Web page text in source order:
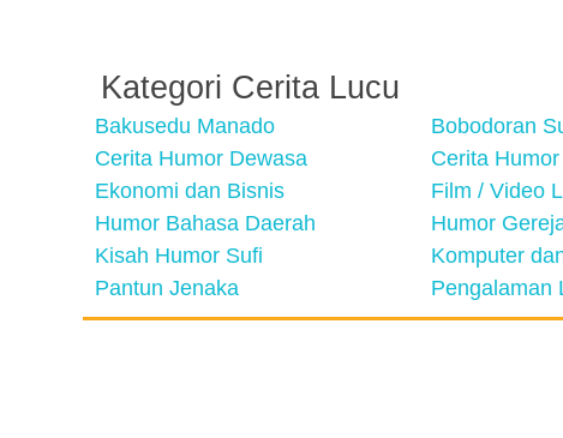
Kategori Cerita Lucu
Bakusedu Manado Bobodoran
Cerita Humor Dewasa
Cerita
Ekonomi dan Bisnis
Film / Video
Humor Bahasa Daerah
Humor
Kisah Humor Sufi
Komputer
Pantun Jenaka
Pengalaman